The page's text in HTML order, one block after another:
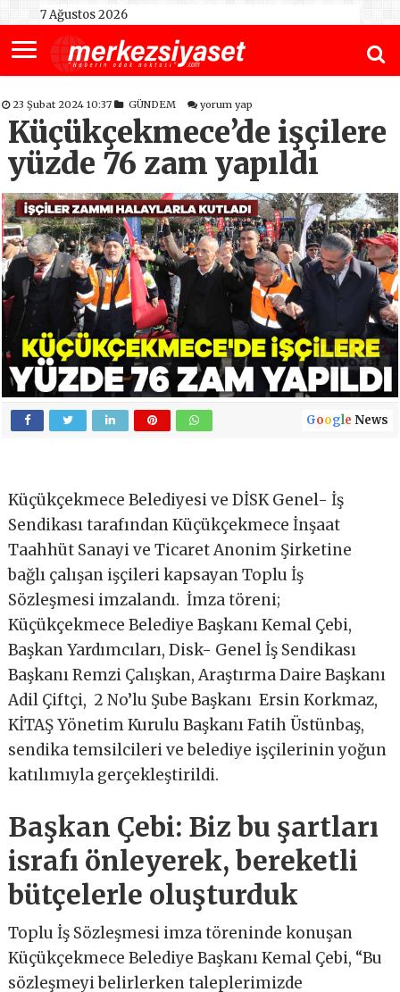
7 Ağustos 2026
23 Şubat 2024 10:37 GÜNDEM yorum yap
Küçükçekmece’de işçilere
yüzde 76 zam yapıldı
Google News
Küçükçekmece Belediyesi ve DİSK Genel- İş
Sendikası tarafından Küçükçekmece İnşaat
Taahhüt Sanayi ve Ticaret Anonim Şirketine
bağlı çalışan işçileri kapsayan Toplu İş
Sözleşmesi imzalandı. İmza töreni;
Küçükçekmece Belediye Başkanı Kemal Çebi,
Başkan Yardımcıları, Disk- Genel İş Sendikası
Başkanı Remzi Çalışkan, Araştırma Daire Başkanı
Adil Çiftçi, 2 No’lu Şube Başkanı Ersin Korkmaz,
KİTAŞ Yönetim Kurulu Başkanı Fatih Üstünbaş,
sendika temsilcileri ve belediye işçilerinin yoğun
katılımıyla gerçekleştirildi.
Başkan Çebi: Biz bu şartları
israfı önleyerek, bereketli
bütçelerle oluşturduk
Toplu İş Sözleşmesi imza töreninde konuşan
Küçükçekmece Belediye Başkanı Kemal Çebi, “Bu
sözleşmeyi belirlerken taleplerimizde